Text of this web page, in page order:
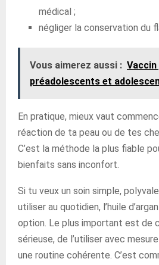
médical ;
négliger la conservation du
Vous aimerez aussi :
préadolescents et
En pratique, mieux vaut
réaction de ta peau ou de tes
C’est la méthode la plus fiable
bienfaits sans inconfort.
Si tu veux un soin simple,
utiliser au quotidien, l’huile
option. Le plus important est de
sérieuse, de l’utiliser avec
une routine cohérente. C’est